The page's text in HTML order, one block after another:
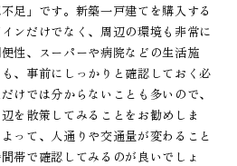
足」です。新築一戸建てを購入する
ンだけでなく、周辺の環境も非常に
性、スーパーや病院などの生活施
、事前にしっかりと確認しておく必
けでは分からないことも多いので、
を散策してみることをお勧めしま
って、人通りや交通量が変わること
帯で確認してみるのが良いでしょ